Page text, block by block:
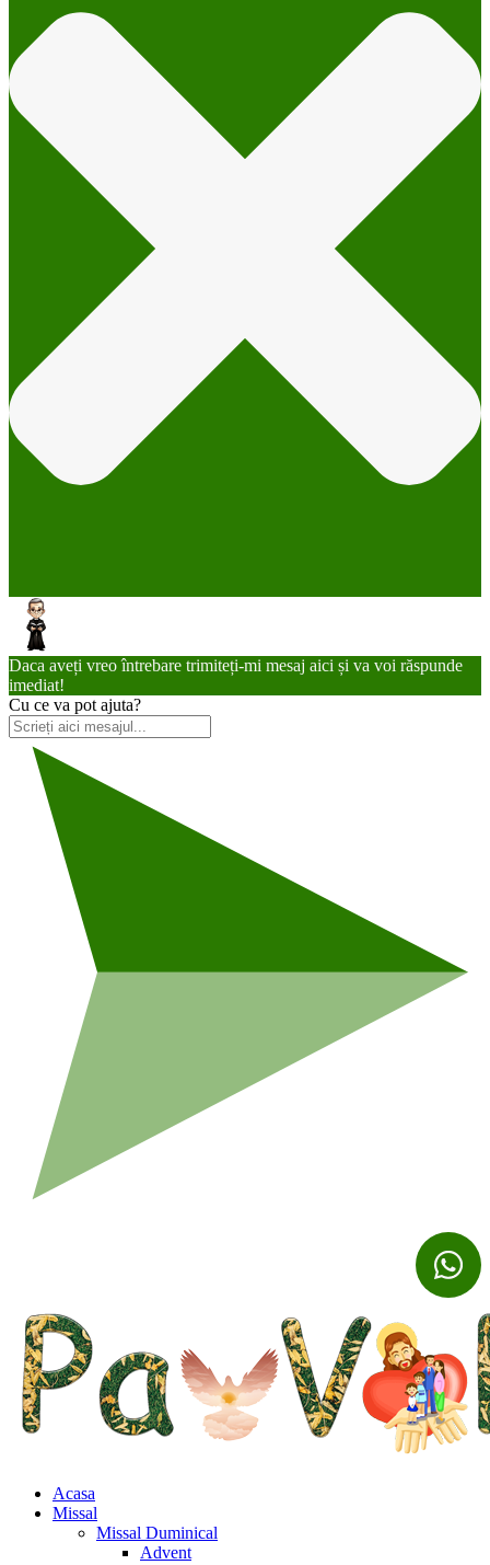
Daca aveți vreo întrebare trimiteți-mi mesaj aici și va voi răspunde
imediat!
Cu ce va pot ajuta?
Acasa
Missal
Missal Duminical
Advent